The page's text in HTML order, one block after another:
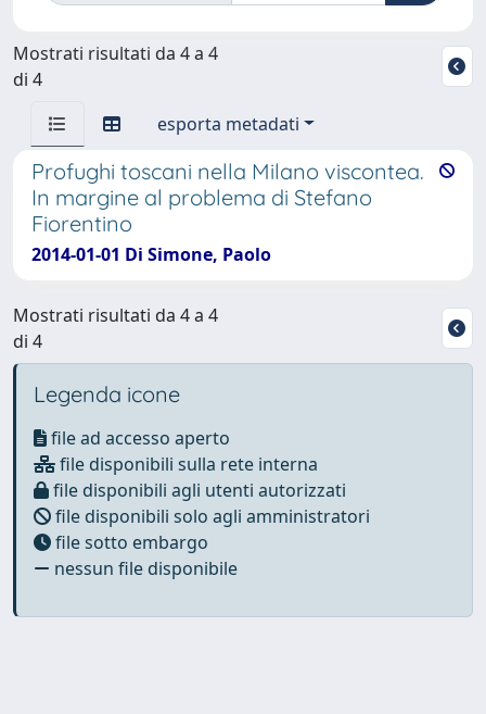
Mostrati risultati da 4 a 4
di 4
esporta metadati
Profughi toscani nella Milano viscontea.
In margine al problema di Stefano
Fiorentino
2014-01-01 Di Simone, Paolo
Mostrati risultati da 4 a 4
di 4
Legenda icone
file ad accesso aperto
file disponibili sulla rete interna
file disponibili agli utenti autorizzati
file disponibili solo agli amministratori
file sotto embargo
nessun file disponibile